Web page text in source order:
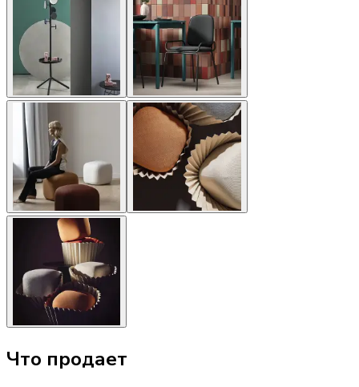
Что продает